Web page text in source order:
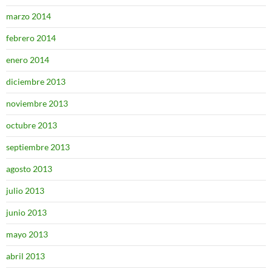
marzo 2014
febrero 2014
enero 2014
diciembre 2013
noviembre 2013
octubre 2013
septiembre 2013
agosto 2013
julio 2013
junio 2013
mayo 2013
abril 2013